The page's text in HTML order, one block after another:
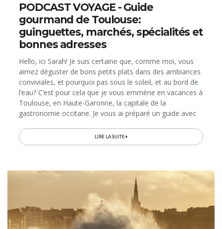
PODCAST VOYAGE - Guide
gourmand de Toulouse:
guinguettes, marchés, spécialités et
bonnes adresses
Hello, ici Sarah! Je suis certaine que, comme moi, vous
aimez déguster de bons petits plats dans des ambiances
conviviales, et pourquoi pas sous le soleil, et au bord de
l’eau? C’est pour cela que je vous emmène en vacances à
Toulouse, en Haute-Garonne, la capitale de la
gastronomie occitane. Je vous ai préparé un guide avec
gourmands...
LIRE LA SUITE